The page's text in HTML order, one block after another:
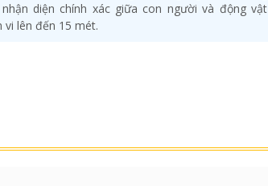
diện chính xác giữa con người và động vật
vi lên đến 15 mét.